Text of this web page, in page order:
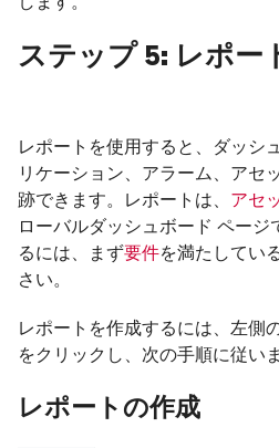
ステップ 5: レポー
レポートを使用すると、ダッシ
リケーション、アラーム、アセ
跡できます。レポートは、 アセ
ローバルダッシュボード ペー
るには、まず要件を満たしてい
さい。
レポートを作成するには、左側
をクリックし、次の手順に従いま
レポートの作成